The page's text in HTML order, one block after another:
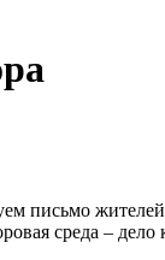
письмо
среда – дело